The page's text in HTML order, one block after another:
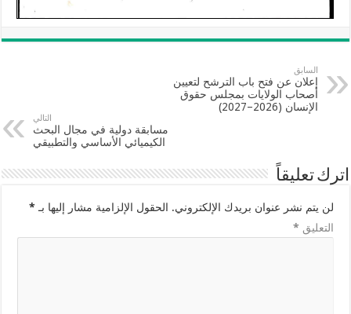
السابق
إعلان عن فتح باب الترشح لتعيين
أصحاب الولايات بمجلس حقوق
الإنسان (2026–2027)
التالي
مسابقة دولية في مجال البحث
الكيميائي الأساسي والتطبيقي
اترك تعليقاً
لن يتم نشر عنوان بريدك الإلكتروني. الحقول الإلزامية مشار إليها بـ *
التعليق *